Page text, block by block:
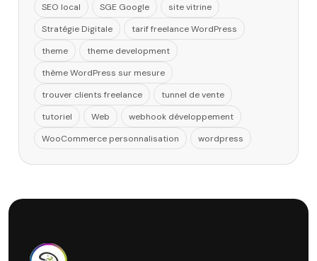
SEO local
SGE Google
site vitrine
Stratégie Digitale
tarif freelance WordPress
theme
theme development
thème WordPress sur mesure
trouver clients freelance
tunnel de vente
tutoriel
Web
webhook développement
WooCommerce personnalisation
wordpress